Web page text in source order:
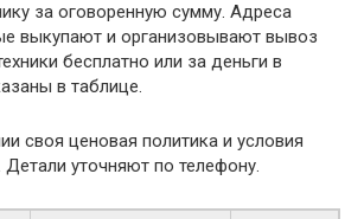
за оговоренную сумму. Адреса
выкупают и организовывают вывоз
бесплатно или за деньги в
в таблице.
своя ценовая политика и условия
Детали уточняют по телефону.